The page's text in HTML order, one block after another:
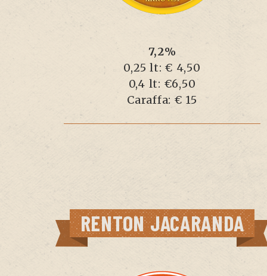
7,2%
0,25 lt: € 4,50
0,4 lt: €6,50
Caraffa: € 15
RENTON JACARANDA